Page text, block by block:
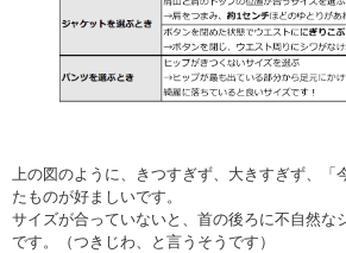
上の図のように、きつすぎず、大きすぎず、「
たものが好ましいです。
サイズが合っていないと、首の後ろに不自然な
です。（つきじわ、と言うそうです）